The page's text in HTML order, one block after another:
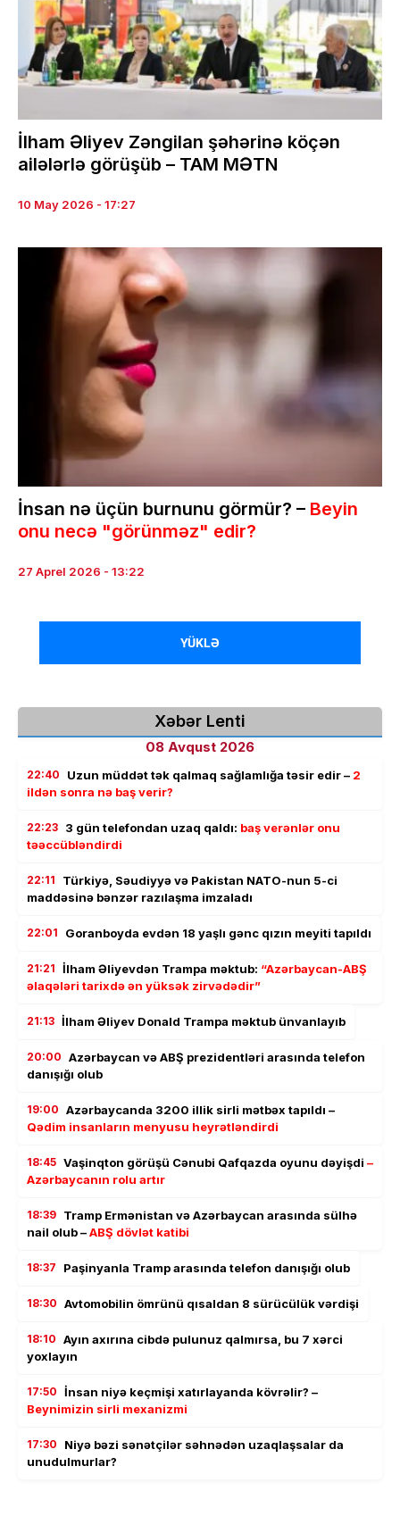
İlham Əliyev Zəngilan şəhərinə köçən
ailələrlə görüşüb – TAM MƏTN
10 May 2026 - 17:27
İnsan nə üçün burnunu görmür? – Beyin
onu necə "görünməz" edir?
27 Aprel 2026 - 13:22
YÜKLƏ
Xəbər Lenti
08 Avqust 2026
22:40 Uzun müddət tək qalmaq sağlamlığa təsir edir – 2
ildən sonra nə baş verir?
22:23 3 gün telefondan uzaq qaldı: baş verənlər onu
təəccübləndirdi
22:11
Türkiyə, Səudiyyə və Pakistan NATO-nun 5-ci
maddəsinə bənzər razılaşma imzaladı
22:01 Goranboyda evdən 18 yaşlı gənc qızın meyiti tapıldı
21:21 İlham Əliyevdən Trampa məktub: “Azərbaycan-ABŞ
əlaqələri tarixdə ən yüksək zirvədədir”
21:13 İlham Əliyev Donald Trampa məktub ünvanlayıb
20:00 Azərbaycan və ABŞ prezidentləri arasında telefon
danışığı olub
19:00 Azərbaycanda 3200 illik sirli mətbəx tapıldı –
Qədim insanların menyusu heyrətləndirdi
18:45 Vaşinqton görüşü Cənubi Qafqazda oyunu dəyişdi –
Azərbaycanın rolu artır
18:39 Tramp Ermənistan və Azərbaycan arasında sülhə
nail olub –ABŞ dövlət katibi
18:37 Paşinyanla Tramp arasında telefon danışığı olub
18:30 Avtomobilin ömrünü qısaldan 8 sürücülük vərdişi
18:10 Ayın axırına cibdə pulunuz qalmırsa, bu 7 xərci
yoxlayın
17:50 İnsan niyə keçmişi xatırlayanda kövrəlir? –
Beynimizin sirli mexanizmi
17:30
Niyə bəzi sənətçilər səhnədən uzaqlaşsalar da
unudulmurlar?